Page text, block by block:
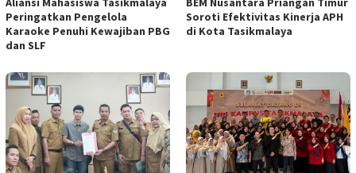
Peringatkan Pengelola
Karaoke Penuhi Kewajiban PBG
dan SLF
Soroti Efektivitas Kinerja APH
di Kota Tasikmalaya